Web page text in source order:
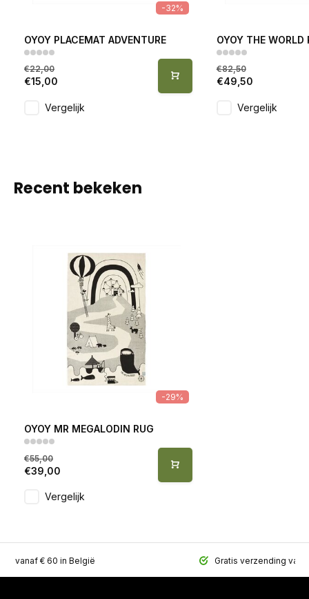
-32%
OYOY PLACEMAT ADVENTURE
€22,00
€15,00
Vergelijk
OYOY THE WORLD
€82,50
€49,50
Vergelijk
Recent bekeken
-29%
OYOY MR MEGALODIN RUG
€55,00
€39,00
Vergelijk
vanaf € 60 in België Gratis verzending